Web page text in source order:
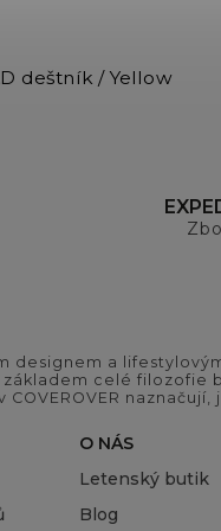
deštník / Yellow
designem a
celé filozofie
O NÁS
Letenský butik
Blog